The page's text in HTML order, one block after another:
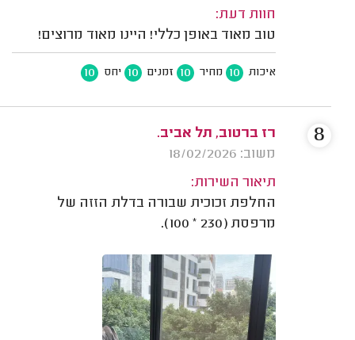
חוות דעת:
טוב מאוד באופן כללי! היינו מאוד מרוצים!
איכות 10 מחיר 10 זמנים 10 יחס 10
רז ברטוב, תל אביב.
משוב: 18/02/2026
תיאור השירות:
החלפת זכוכית שבורה בדלת הזזה של
מרפסת (230 * 100).
8